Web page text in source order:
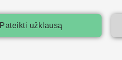
Pateikti užklausą